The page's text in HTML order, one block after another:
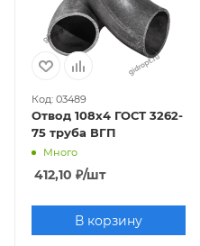
Код: 03489
Отвод 108х4 ГОСТ 3262-
75 труба ВГП
Много
412,10 ₽/шт
В корзину